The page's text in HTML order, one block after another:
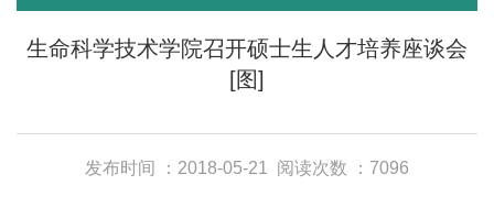
生命科学技术学院召开硕士生人才培养座谈会
[图]
发布时间 ：2018-05-21 阅读次数 ：7096